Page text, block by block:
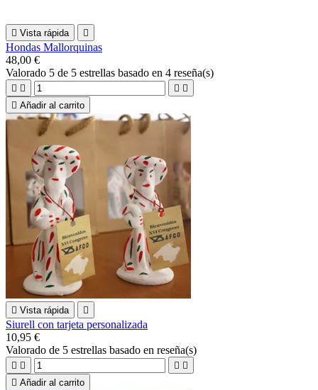
 Vista rápida 
Hondas Mallorquinas
48,00 €
Valorado 5 de 5 estrellas basado en 4 reseña(s)
   
 Añadir al carrito
 Vista rápida 
Siurell con tarjeta personalizada
10,95 €
Valorado de 5 estrellas basado en reseña(s)
   
 Añadir al carrito